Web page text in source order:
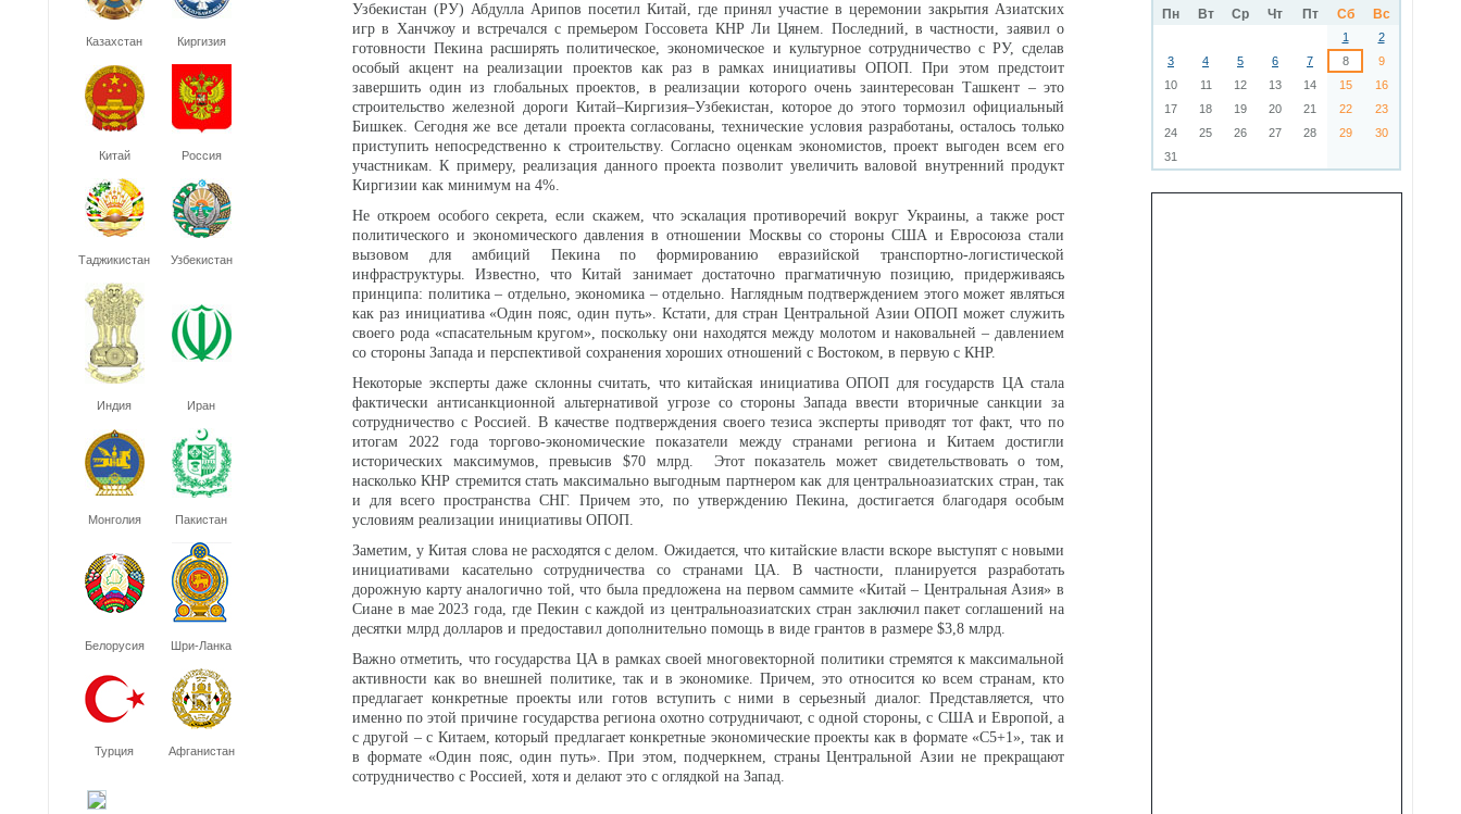
Пн Вт Ср Чт Пт Сб Вс
1
2
3
4 5 6 7 8
9
10
11 12 13 14 15
16
17
18 19 20 21 22
23
24
25 26 27 28 29
30
31
Казахстан Киргизия
Китай Россия
Таджикистан Узбекистан
Индия Иран
Монголия Пакистан
Белорусия Шри-Ланка
Турция Афганистан
Узбекистан (РУ) Абдулла Арипов посетил Китай, где принял участие в церемонии закрытия Азиатских
игр в Ханчжоу и встречался с премьером Госсовета КНР Ли Цянем. Последний, в частности, заявил о
готовности Пекина расширять политическое, экономическое и культурное сотрудничество с РУ, сделав
особый акцент на реализации проектов как раз в рамках инициативы ОПОП. При этом предстоит
завершить один из глобальных проектов, в реализации которого очень заинтересован Ташкент – это
строительство железной дороги Китай–Киргизия–Узбекистан, которое до этого тормозил официальный
Бишкек. Сегодня же все детали проекта согласованы, технические условия разработаны, осталось только
приступить непосредственно к строительству. Согласно оценкам экономистов, проект выгоден всем его
участникам. К примеру, реализация данного проекта позволит увеличить валовой внутренний продукт
Киргизии как минимум на 4%.
Не откроем особого секрета, если скажем, что эскалация противоречий вокруг Украины, а также рост
политического и экономического давления в отношении Москвы со стороны США и Евросоюза стали
вызовом для амбиций Пекина по формированию евразийской транспортно-логистической
инфраструктуры. Известно, что Китай занимает достаточно прагматичную позицию, придерживаясь
принципа: политика – отдельно, экономика – отдельно. Наглядным подтверждением этого может являться
как раз инициатива «Один пояс, один путь». Кстати, для стран Центральной Азии ОПОП может служить
своего рода «спасательным кругом», поскольку они находятся между молотом и наковальней – давлением
со стороны Запада и перспективой сохранения хороших отношений с Востоком, в первую с КНР.
Некоторые эксперты даже склонны считать, что китайская инициатива ОПОП для государств ЦА стала
фактически антисанкционной альтернативой угрозе со стороны Запада ввести вторичные санкции за
сотрудничество с Россией. В качестве подтверждения своего тезиса эксперты приводят тот факт, что по
итогам 2022 года торгово-экономические показатели между странами региона и Китаем достигли
исторических максимумов, превысив $70 млрд. Этот показатель может свидетельствовать о том,
насколько КНР стремится стать максимально выгодным партнером как для центральноазиатских стран, так
и для всего пространства СНГ. Причем это, по утверждению Пекина, достигается благодаря особым
условиям реализации инициативы ОПОП.
Заметим, у Китая слова не расходятся с делом. Ожидается, что китайские власти вскоре выступят с новыми
инициативами касательно сотрудничества со странами ЦА. В частности, планируется разработать
дорожную карту аналогично той, что была предложена на первом саммите «Китай – Центральная Азия» в
Сиане в мае 2023 года, где Пекин с каждой из центральноазиатских стран заключил пакет соглашений на
десятки млрд долларов и предоставил дополнительно помощь в виде грантов в размере $3,8 млрд.
Важно отметить, что государства ЦА в рамках своей многовекторной политики стремятся к максимальной
активности как во внешней политике, так и в экономике. Причем, это относится ко всем странам, кто
предлагает конкретные проекты или готов вступить с ними в серьезный диалог. Представляется, что
именно по этой причине государства региона охотно сотрудничают, с одной стороны, с США и Европой, а
с другой – с Китаем, который предлагает конкретные экономические проекты как в формате «С5+1», так и
в формате «Один пояс, один путь». При этом, подчеркнем, страны Центральной Азии не прекращают
сотрудничество с Россией, хотя и делают это с оглядкой на Запад.